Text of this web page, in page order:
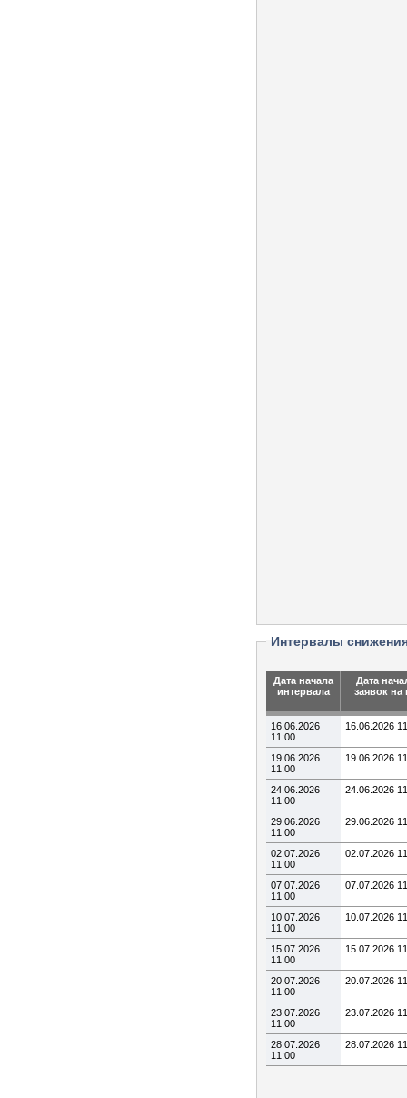
Интервалы
Дата начала
интервала
Дата
заявок на
16.06.2026
11:00
16.06.2026
19.06.2026
11:00
19.06.2026
24.06.2026
11:00
24.06.2026
29.06.2026
11:00
29.06.2026
02.07.2026
11:00
02.07.2026
07.07.2026
11:00
07.07.2026
10.07.2026
11:00
10.07.2026
15.07.2026
11:00
15.07.2026
20.07.2026
11:00
20.07.2026
23.07.2026
11:00
23.07.2026
28.07.2026
11:00
28.07.2026